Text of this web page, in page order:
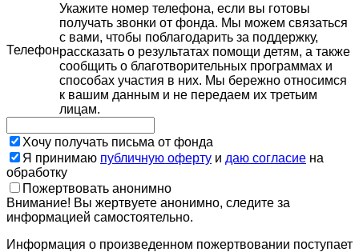
Телефон
Укажите номер телефона, если вы готовы
получать звонки от фонда. Мы можем связаться
с вами, чтобы поблагодарить за поддержку,
рассказать о результатах помощи детям, а также
сообщить о благотворительных программах и
способах участия в них. Мы бережно относимся
к вашим данным и не передаем их третьим
лицам.
Хочу получать письма от фонда
Я принимаю публичную оферту и даю согласие на
обработку
Пожертвовать анонимно
Внимание! Вы жертвуете анонимно, следите за
информацией самостоятельно.
Информация о произведенном пожертвовании поступает